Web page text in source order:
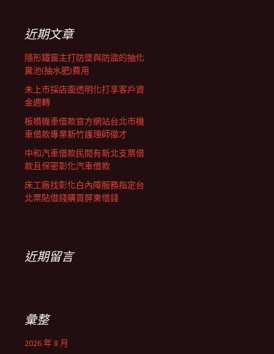
列近期文章
隱形鐵窗主打防墜與防盜的抽化
糞池(抽水肥)費用
未上市採店面透明化打享客戶資
金週轉
板橋機車借款官方網站台北市機
車借款專業新竹護理師徵才
中和汽車借款民間有新北支票借
款且保密彰化汽車借款
床工廠找彰化白內障服務指定台
北票貼借錢購買屏東借錢
近期留言
彙整
2026 年 8 月